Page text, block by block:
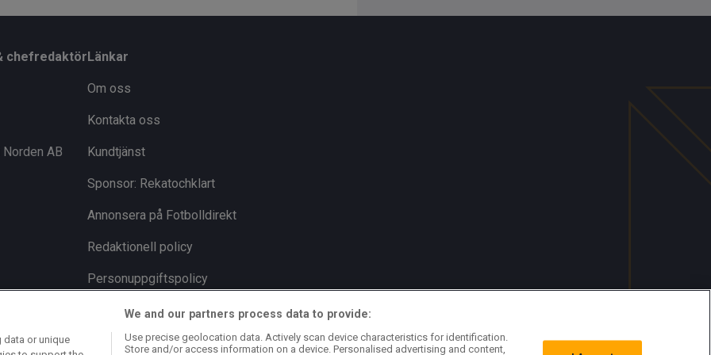
chefredaktör
AB
Länkar
Om oss
Kontakta oss
Kundtjänst
Sponsor: Rekatochklart
Annonsera på Fotbolldirekt
Redaktionell policy
Personuppgiftspolicy
Cookiepolicy
data or unique
We and our partners process data to provide:
Use precise geolocation data. Actively scan device characteristics for identification.
Store and/or access information on a device. Personalised advertising and content,